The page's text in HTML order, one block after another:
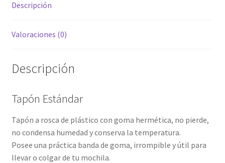
Descripción
Valoraciones (0)
Descripción
Tapón Estándar
Tapón a rosca de plástico con goma hermética, no pierde,
no condensa humedad y conserva la temperatura.
Posee una práctica banda de goma, irrompible y útil para
llevar o colgar de tu mochila.